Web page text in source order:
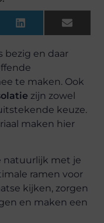
LinkedInEmail
bezig en daar
te maken. Ook
zijn zowel
keuze.
maken hier
natuurlijk met je
ramen voor
kijken, zorgen
en maken een